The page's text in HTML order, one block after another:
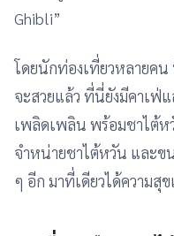
Ghibli”
โดยนักท่องเที่ยวหลายคน
จะสวยแล้ว ที่นี่ยังมีคาเฟ่
เพลิดเพลิน พร้อมชาไต้
จำหน่ายชาไต้หวัน และ
ๆ อีก มาที่เดียวได้ความสุ